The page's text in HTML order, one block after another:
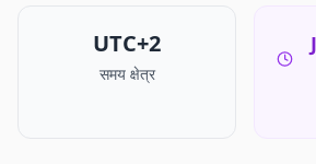
UTC+2
समय क्षेत्र